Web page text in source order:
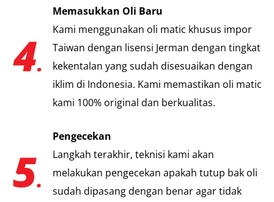
Memasukkan Oli Baru
Kami menggunakan oli matic khusus impor
Taiwan dengan lisensi Jerman dengan tingkat
kekentalan yang sudah disesuaikan dengan
iklim di Indonesia. Kami memastikan oli matic
kami 100% original dan berkualitas.
Pengecekan
Langkah terakhir, teknisi kami akan
melakukan pengecekan apakah tutup bak oli
sudah dipasang dengan benar agar tidak